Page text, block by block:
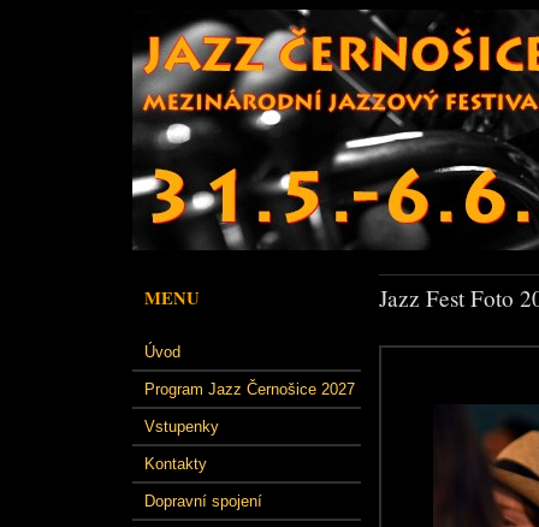
MENU
Úvod
Program Jazz Černošice 2027
Vstupenky
Kontakty
Dopravní spojení
Jazz Fest Foto